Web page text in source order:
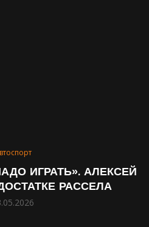
ИГРАТЬ». АЛЕКСЕЙ
РАССЕЛА